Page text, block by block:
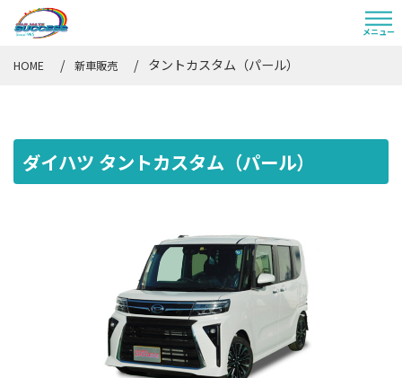
HOME 新車販売 タントカスタム（パール）
ダイハツ タントカスタム（パール）